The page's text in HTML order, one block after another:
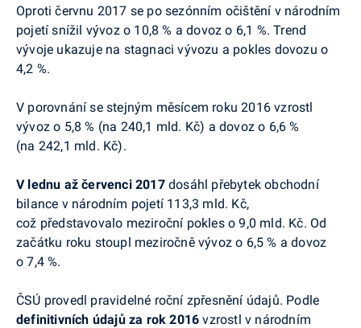
Oproti červnu 2017 se po sezónním očištění v národním
pojetí snížil vývoz o 10,8 % a dovoz o 6,1 %. Trend
vývoje ukazuje na stagnaci vývozu a pokles dovozu o
4,2 %.
V porovnání se stejným měsícem roku 2016 vzrostl
vývoz o 5,8 % (na 240,1 mld. Kč) a dovoz o 6,6 %
(na 242,1 mld. Kč).
V lednu až červenci 2017dosáhl přebytek obchodní
bilance v národním pojetí 113,3 mld. Kč,
což představovalo meziroční pokles o 9,0 mld. Kč. Od
začátku roku stoupl meziročně vývoz o 6,5 % a dovoz
o 7,4 %.
ČSÚ provedl pravidelné roční zpřesněníúdajů. Podle
definitivních údajů za rok 2016vzrostl v národním